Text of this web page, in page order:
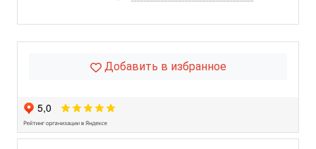
Добавить в избранное